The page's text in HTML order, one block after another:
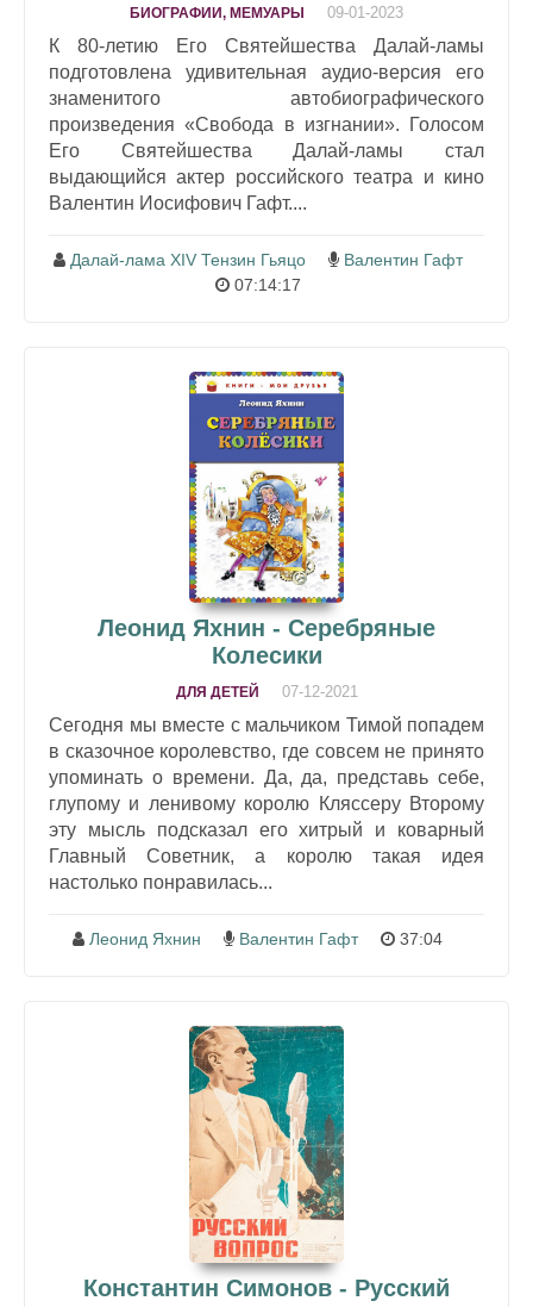
БИОГРАФИИ, МЕМУАРЫ 09-01-2023
К 80-летию Его Святейшества Далай-ламы
подготовлена удивительная аудио-версия его
знаменитого автобиографического
произведения «Свобода в изгнании». Голосом
Его Святейшества Далай-ламы стал
выдающийся актер российского театра и кино
Валентин Иосифович Гафт....
Далай-лама XIV Тензин Гьяцо
Валентин Гафт
07:14:17
Леонид Яхнин - Серебряные
Колесики
ДЛЯ ДЕТЕЙ 07-12-2021
Сегодня мы вместе с мальчиком Тимой попадем
в сказочное королевство, где совсем не принято
упоминать о времени. Да, да, представь себе,
глупому и ленивому королю Кляссеру Второму
эту мысль подсказал его хитрый и коварный
Главный Советник, а королю такая идея
настолько понравилась...
Леонид Яхнин Валентин Гафт 37:04
Константин Симонов - Русский